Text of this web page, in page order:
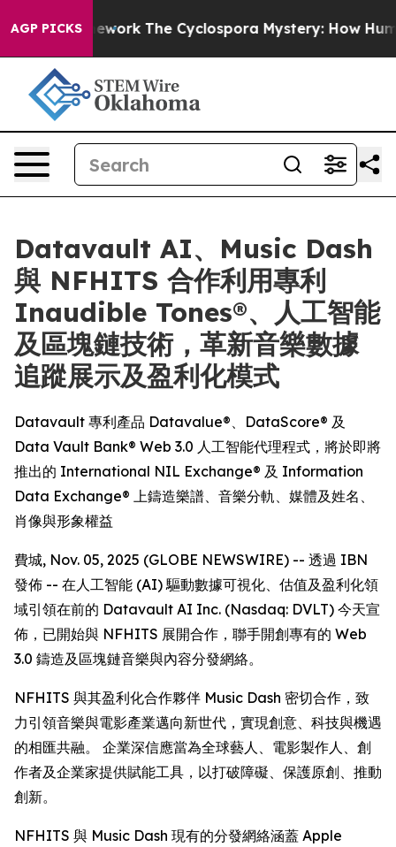
AGP PICKS The Cyclospora Mystery: How Human
Datavault AI、Music Dash
與 NFHITS 合作利用專利
Inaudible Tones®、人工智能
及區塊鏈技術，革新音樂數據
追蹤展示及盈利化模式
Datavault 專利產品 Datavalue®、DataScore® 及
Data Vault Bank® Web 3.0 人工智能代理程式，將於即將
推出的 International NIL Exchange® 及 Information
Data Exchange® 上鑄造樂譜、音樂分軌、媒體及姓名、
肖像與形象權益
費城, Nov. 05, 2025 (GLOBE NEWSWIRE) -- 透過 IBN
發佈 -- 在人工智能 (AI) 驅動數據可視化、估值及盈利化領
域引領在前的 Datavault AI Inc. (Nasdaq: DVLT) 今天宣
佈，已開始與 NFHITS 展開合作，聯手開創專有的 Web
3.0 鑄造及區塊鏈音樂與內容分發網絡。
NFHITS 與其盈利化合作夥伴 Music Dash 密切合作，致
力引領音樂與電影產業邁向新世代，實現創意、科技與機遇
的相匯共融。 企業深信應當為全球藝人、電影製作人、創
作者及企業家提供賦能工具，以打破障礙、保護原創、推動
創新。
NFHITS 與 Music Dash 現有的分發網絡涵蓋 Apple